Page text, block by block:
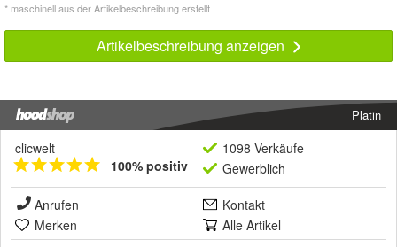
* maschinell aus der Artikelbeschreibung erstellt
Artikelbeschreibung anzeigen
Platin
clicwelt
100% positiv
1098 Verkäufe
Gewerblich
Anrufen
Kontakt
Merken
Alle Artikel